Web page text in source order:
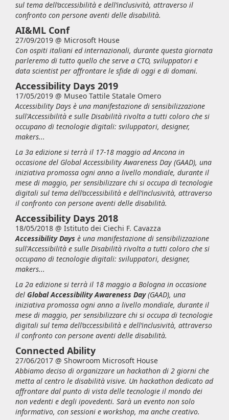
sul tema dell’accessibilità e dell’inclusività, attraverso il
confronto con persone aventi delle disabilità.
AI&ML Conf
27/09/2019 @ Microsoft House
Con ospiti italiani ed internazionali, durante questa giornata
parleremo di tutto quello che serve a CTO, sviluppatori e
data scientist per affrontare le sfide di oggi e di domani.
Accessibility Days 2019
17/05/2019 @ Museo Tattile Statale Omero
Accessibility Days è una manifestazione di sensibilizzazione
sull'Accessibilità e sulle Disabilità rivolta a tutti coloro che si
occupano di tecnologie digitali: sviluppatori, designer,
makers...
La 3a edizione si terrà il 17-18 maggio ad Ancona in
occasione del Global Accessibility Awareness Day (GAAD), una
iniziativa promossa ogni anno a livello mondiale, durante il
mese di maggio, per sensibilizzare chi si occupa di tecnologie
digitali sul tema dell’accessibilità e dell’inclusività, attraverso
il confronto con persone aventi delle disabilità.
Accessibility Days 2018
18/05/2018 @ Istituto dei Ciechi F. Cavazza
Accessibility Days è una manifestazione di sensibilizzazione
sull'Accessibilità e sulle Disabilità rivolta a tutti coloro che si
occupano di tecnologie digitali: sviluppatori, designer,
makers...
La 2a edizione si terrà il 18 maggio a Bologna in occasione
del Global Accessibility Awareness Day(GAAD), una
iniziativa promossa ogni anno a livello mondiale, durante il
mese di maggio, per sensibilizzare chi si occupa di tecnologie
digitali sul tema dell’accessibilità e dell’inclusività, attraverso
il confronto con persone aventi delle disabilità.
Connected Ability
27/06/2017 @ Showroom Microsoft House
Abbiamo deciso di organizzare un hackathon di 2 giorni che
metta al centro le disabilità visive. Un hackathon dedicato ad
affrontare dal punto di vista delle tecnologie il mondo dei
non vedenti e degli ipovedenti. Sarà un evento non solo
informativo, con sessioni e workshop, ma anche creativo.